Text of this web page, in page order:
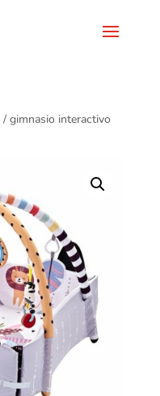
/ gimnasio interactivo